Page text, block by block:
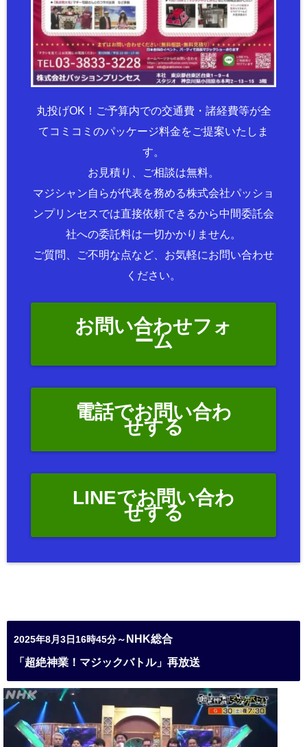
丸投げOK！ご予算内での交通費・諸経費等が全
てコミコミのパッケージ料金をご提案いたしま
す。
お見積り、ご相談は無料。
マジシャン自らが代表を務める株式会社パッショ
ンプリンセスでは直接依頼できるから中間委託会
社への委託料は一切かかりません。
ご質問、ご不明な点など、お気軽にお問い合わせ
ください。
お問い合わせフォ
ーム
電話でお問い合わ
せする
LINEでお問い合わ
せする
2025年8月3日16時45分～ NHK総合
「超絶神業！マジックバトル」再放送